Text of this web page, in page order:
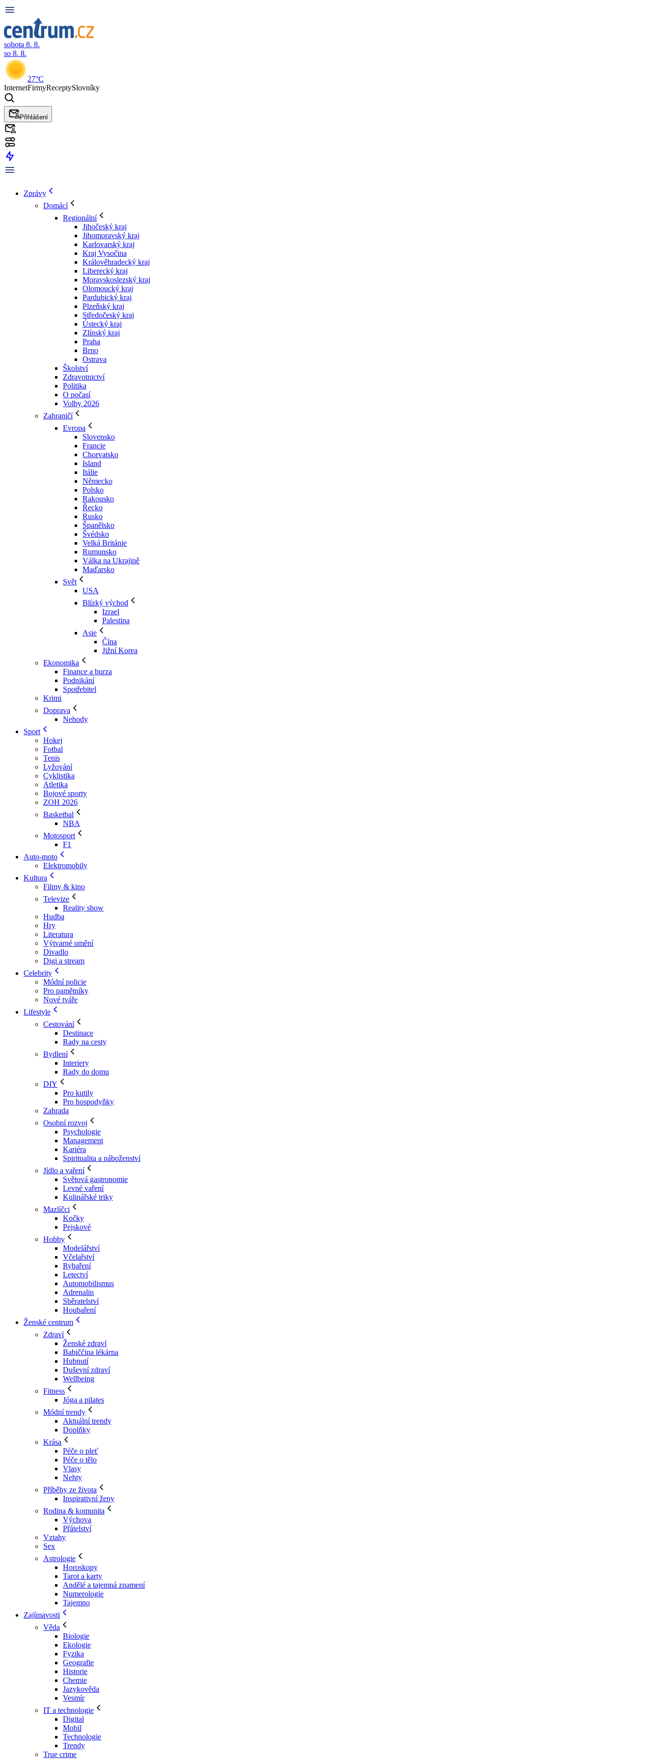
sobota 8. 8.
so 8. 8.
27°C
InternetFirmyReceptySlovníky
Přihlášení
Zprávy
Domácí
Regionální
Jihočeský kraj
Jihomoravský kraj
Karlovarský kraj
Kraj Vysočina
Králověhradecký kraj
Liberecký kraj
Moravskoslezský kraj
Olomoucký kraj
Pardubický kraj
Plzeňský kraj
Středočeský kraj
Ústecký kraj
Zlínský kraj
Praha
Brno
Ostrava
Školství
Zdravotnictví
Politika
O počasí
Volby 2026
Zahraničí
Evropa
Slovensko
Francie
Chorvatsko
Island
Itálie
Německo
Polsko
Rakousko
Řecko
Rusko
Španělsko
Švédsko
Velká Británie
Rumunsko
Válka na Ukrajině
Maďarsko
Svět
USA
Blízký východ
Izrael
Palestina
Asie
Čína
Jižní Korea
Ekonomika
Finance a burza
Podnikání
Spotřebitel
Krimi
Doprava
Nehody
Sport
Hokej
Fotbal
Tenis
Lyžování
Cyklistika
Atletika
Bojové sporty
ZOH 2026
Basketbal
NBA
Motosport
F1
Auto-moto
Elektromobily
Kultura
Filmy & kino
Televize
Reality show
Hudba
Hry
Literatura
Výtvarné umění
Divadlo
Digi a stream
Celebrity
Módní policie
Pro pamětníky
Nové tváře
Lifestyle
Cestování
Destinace
Rady na cesty
Bydlení
Interiery
Rady do domu
DIY
Pro kutily
Pro hospodyňky
Zahrada
Osobní rozvoj
Psychologie
Management
Kariéra
Spiritualita a náboženství
Jídlo a vaření
Světová gastronomie
Levné vaření
Kulinářské triky
Mazlíčci
Kočky
Pejskové
Hobby
Modelářství
Včelařství
Rybaření
Letectví
Automobilismus
Adrenalin
Sběratelství
Houbaření
Ženské centrum
Zdraví
Ženské zdraví
Babiččina lékárna
Hubnutí
Duševní zdraví
Wellbeing
Fitness
Jóga a pilates
Módní trendy
Aktuální trendy
Doplňky
Krása
Péče o pleť
Péče o tělo
Vlasy
Nehty
Příběhy ze života
Inspirativní ženy
Rodina & komunita
Výchova
Přátelství
Vztahy
Sex
Astrologie
Horoskopy
Tarot a karty
Andělé a tajemná znamení
Numerologie
Tajemno
Zajímavosti
Věda
Biologie
Ekologie
Fyzika
Geografie
Historie
Chemie
Jazykověda
Vesmír
IT a technologie
Digital
Mobil
Technologie
Trendy
True crime